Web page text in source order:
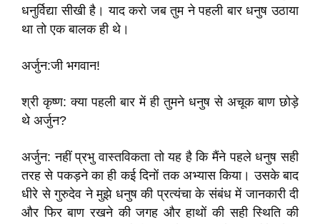
धनुर्विद्या सीखी है। याद करो जब तुम ने पहली बार धनुष उठाया
था तो एक बालक ही थे।
अर्जुन:जी भगवान!
श्री कृष्ण: क्या पहली बार में ही तुमने धनुष से अचूक बाण छोड़े
थे अर्जुन?
अर्जुन: नहीं प्रभु वास्तविकता तो यह है कि मैंने पहले धनुष सही
तरह से पकड़ने का ही कई दिनों तक अभ्यास किया। उसके बाद
धीरे से गुरुदेव ने मुझे धनुष की प्रत्यंचा के संबंध में जानकारी दी
और फिर बाण रखने की जगह और हाथों की सही स्थिति की